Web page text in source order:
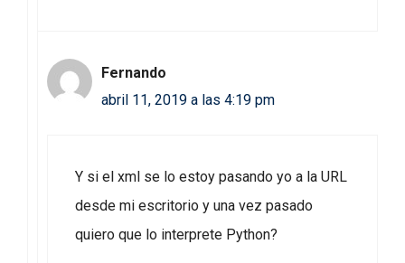
Fernando
abril 11, 2019 a las 4:19 pm
Y si el xml se lo estoy pasando yo a la URL
desde mi escritorio y una vez pasado
quiero que lo interprete Python?